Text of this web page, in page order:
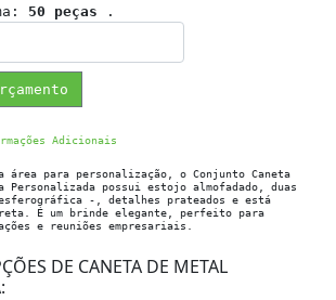
50 peças .
Adicionais
área para personalização, o Conjunto Caneta
possui estojo almofadado, duas
-, detalhes prateados e está
É um brinde elegante, perfeito para
e reuniões empresariais.
DE CANETA DE METAL